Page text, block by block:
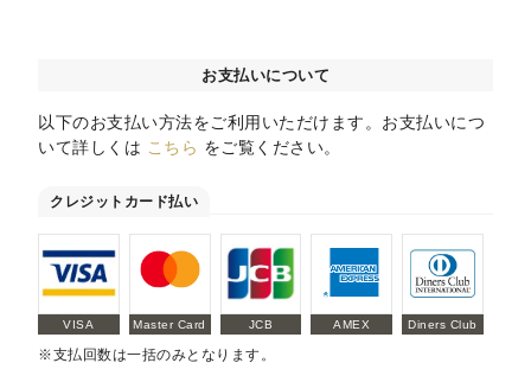
お支払いについて
以下のお支払い方法をご利用いただけます。お支払いにつ
いて詳しくは こちら をご覧ください。
クレジットカード払い
VISA Master Card JCB AMEX Diners Club
※支払回数は一括のみとなります。